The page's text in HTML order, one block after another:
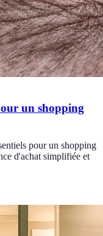
un shopping
pour un shopping
d'achat simplifiée et